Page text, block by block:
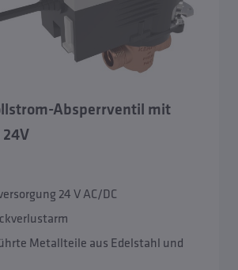
KHS
Zirkulation
Absperrventil mit
24 V AC/DC
Metallteile aus Edelstahl und